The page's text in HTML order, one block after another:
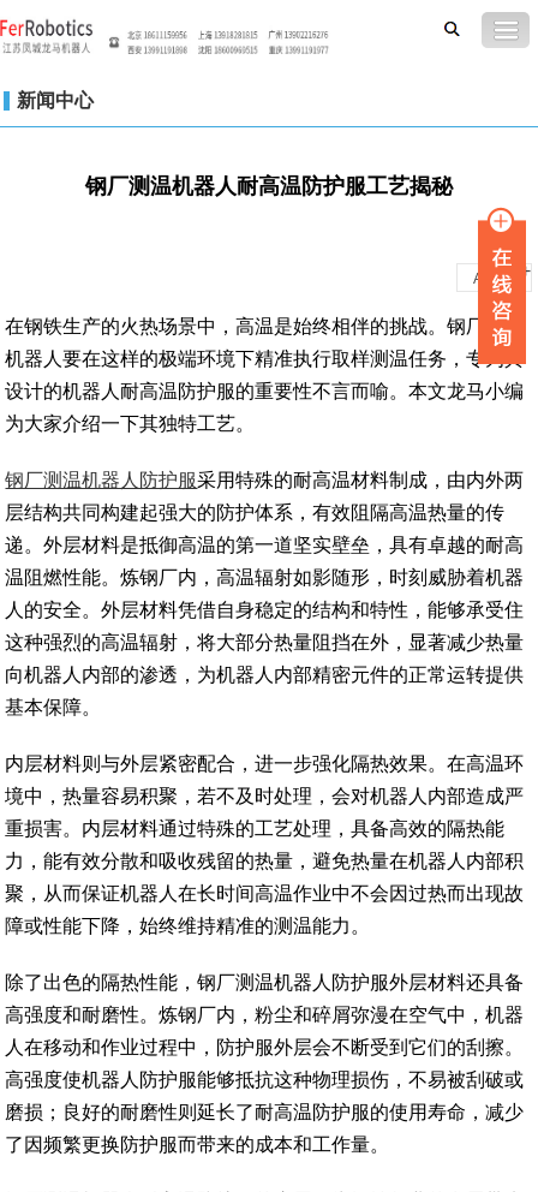
新闻中心
钢厂测温机器人耐高温防护服工艺揭秘
A A +
在钢铁生产的火热场景中，高温是始终相伴的挑战。钢厂测温
机器人要在这样的极端环境下精准执行取样测温任务，专为其
设计的机器人耐高温防护服的重要性不言而喻。本文龙马小编
为大家介绍一下其独特工艺。
钢厂测温机器人防护服采用特殊的耐高温材料制成，由内外两
层结构共同构建起强大的防护体系，有效阻隔高温热量的传
递。外层材料是抵御高温的第一道坚实壁垒，具有卓越的耐高
温阻燃性能。炼钢厂内，高温辐射如影随形，时刻威胁着机器
人的安全。外层材料凭借自身稳定的结构和特性，能够承受住
这种强烈的高温辐射，将大部分热量阻挡在外，显著减少热量
向机器人内部的渗透，为机器人内部精密元件的正常运转提供
基本保障。
内层材料则与外层紧密配合，进一步强化隔热效果。在高温环
境中，热量容易积聚，若不及时处理，会对机器人内部造成严
重损害。内层材料通过特殊的工艺处理，具备高效的隔热能
力，能有效分散和吸收残留的热量，避免热量在机器人内部积
聚，从而保证机器人在长时间高温作业中不会因过热而出现故
障或性能下降，始终维持精准的测温能力。
除了出色的隔热性能，钢厂测温机器人防护服外层材料还具备
高强度和耐磨性。炼钢厂内，粉尘和碎屑弥漫在空气中，机器
人在移动和作业过程中，防护服外层会不断受到它们的刮擦。
高强度使机器人防护服能够抵抗这种物理损伤，不易被刮破或
磨损；良好的耐磨性则延长了耐高温防护服的使用寿命，减少
了因频繁更换防护服而带来的成本和工作量。